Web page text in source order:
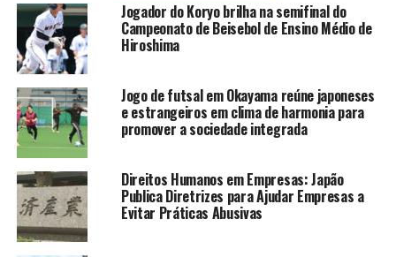
Jogador do Koryo brilha na semifinal do
Campeonato de Beisebol de Ensino Médio de
Hiroshima
Jogo de futsal em Okayama reúne japoneses
e estrangeiros em clima de harmonia para
promover a sociedade integrada
Direitos Humanos em Empresas: Japão
Publica Diretrizes para Ajudar Empresas a
Evitar Práticas Abusivas